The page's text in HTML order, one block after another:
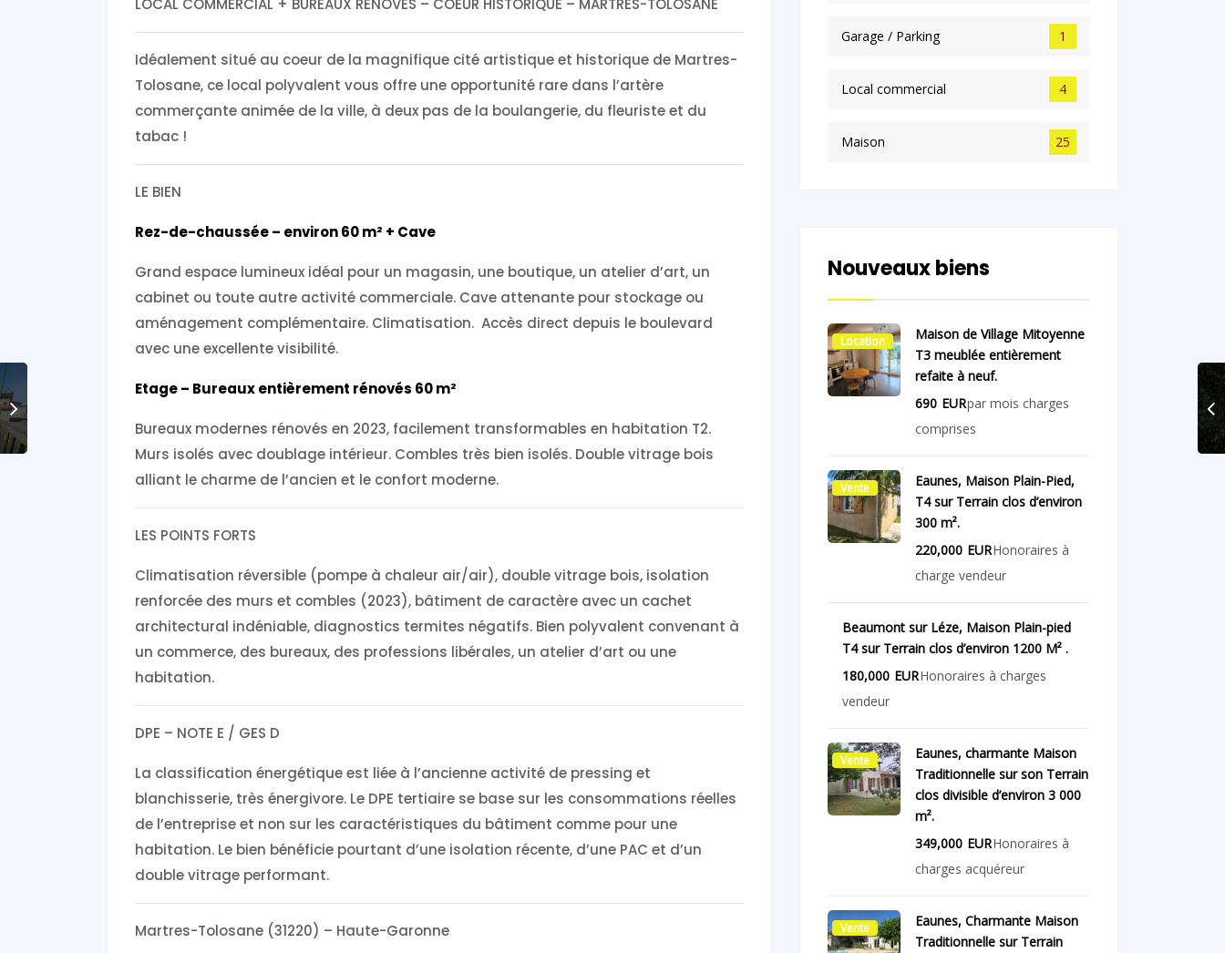
LOCAL COMMERCIAL + BUREAUX RENOVES – COEUR HISTORIQUE – MARTRES-TOLOSANE
Idéalement situé au coeur de la magnifique cité artistique et historique de Martres-
Tolosane, ce local polyvalent vous offre une opportunité rare dans l’artère
commerçante animée de la ville, à deux pas de la boulangerie, du fleuriste et du
tabac !
LE BIEN
Rez-de-chaussée – environ 60 m² + Cave
Grand espace lumineux idéal pour un magasin, une boutique, un atelier d’art, un
cabinet ou toute autre activité commerciale. Cave attenante pour stockage ou
aménagement complémentaire. Climatisation. Accès direct depuis le boulevard
avec une excellente visibilité.
Etage – Bureaux entièrement rénovés 60 m²
Bureaux modernes rénovés en 2023, facilement transformables en habitation T2.
Murs isolés avec doublage intérieur. Combles très bien isolés. Double vitrage bois
alliant le charme de l’ancien et le confort moderne.
LES POINTS FORTS
Climatisation réversible (pompe à chaleur air/air), double vitrage bois, isolation
renforcée des murs et combles (2023), bâtiment de caractère avec un cachet
architectural indéniable, diagnostics termites négatifs. Bien polyvalent convenant à
un commerce, des bureaux, des professions libérales, un atelier d’art ou une
habitation.
DPE – NOTE E / GES D
La classification énergétique est liée à l’ancienne activité de pressing et
blanchisserie, très énergivore. Le DPE tertiaire se base sur les consommations réelles
de l’entreprise et non sur les caractéristiques du bâtiment comme pour une
habitation. Le bien bénéficie pourtant d’une isolation récente, d’une PAC et d’un
double vitrage performant.
Martres-Tolosane (31220) – Haute-Garonne
Garage / Parking 1
Local commercial 4
Maison 25
Nouveaux biens
Location
Maison de Village Mitoyenne
T3 meublée entièrement
refaite à neuf.
690 EURpar mois charges
comprises
Vente
Eaunes, Maison Plain-Pied,
T4 sur Terrain clos d’environ
300 m².
220,000 EURHonoraires à
charge vendeur
Vente
Beaumont sur Léze, Maison Plain-pied
T4 sur Terrain clos d’environ 1200 M² .
180,000 EURHonoraires à charges
vendeur
Vente
Eaunes, charmante Maison
Traditionnelle sur son Terrain
clos divisible d’environ 3 000
m².
349,000 EURHonoraires à
charges acquéreur
Vente
Eaunes, Charmante Maison
Traditionnelle sur Terrain